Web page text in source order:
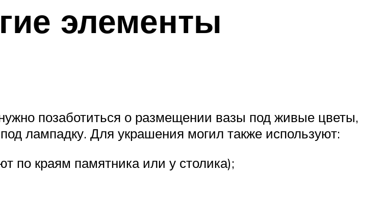
элементы
позаботиться о размещении вазы под живые цветы,
лампадку. Для украшения могил также используют:
по краям памятника или у столика);